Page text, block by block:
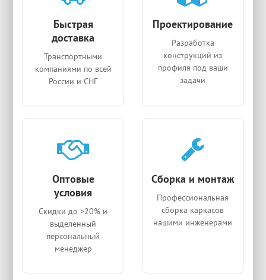
Быстрая
доставка
Транспортными
компаниями по всей
России и СНГ
Проектирование
Разработка
конструкций из
профиля под ваши
задачи
Оптовые
условия
Скидки до >20% и
выделенный
персональный
менеджер
Сборка и монтаж
Профессиональная
сборка каркасов
нашими инженерами